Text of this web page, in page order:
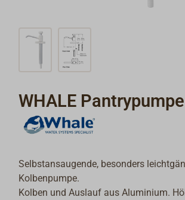
WHALE
Selbstansaugende, besonders
Kolbenpumpe.
Kolben und Auslauf aus Aluminium.